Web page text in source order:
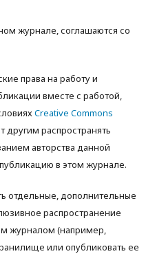
журнале, соглашаются со
права на работу и
вместе с работой,
Creative Commons
другим распространять
авторства данной
в этом журнале.
отдельные, дополнительные
распространение
журналом (например,
или опубликовать ее